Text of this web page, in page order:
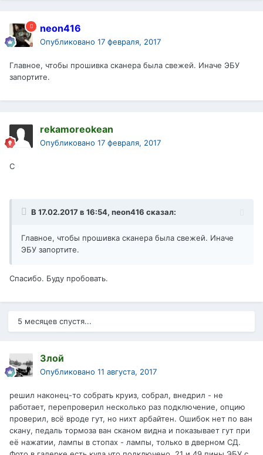
neon416
Опубликовано 17 февраля, 2017
Главное, чтобы прошивка сканера была свежей. Иначе ЭБУ
запортите.
rekamoreokean
Опубликовано 17 февраля, 2017
С
В 17.02.2017 в 16:54, neon416 сказал:
Главное, чтобы прошивка сканера была свежей. Иначе
ЭБУ запортите.
Спасибо. Буду пробовать.
5 месяцев спустя...
Злой
Опубликовано 11 августа, 2017
решил наконец-то собрать круиз, собрал, внедрил - не
работает, перепроверил несколько раз подключение, опцию
проверил, всё вроде гут, но нихт арбайтен. Ошибок нет по ван
скану, педаль тормоза ван сканом видна и показывает гут при
её нажатии, лампы в стопах - лампы, только в дверном СД.